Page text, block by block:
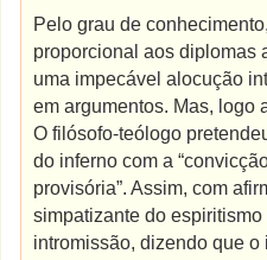
Pelo grau de
proporcional aos diplomas
uma impecável alocução
em argumentos. Mas, logo
O filósofo-teólogo
do inferno com a
provisória”. Assim, com
simpatizante do
intromissão, dizendo que o